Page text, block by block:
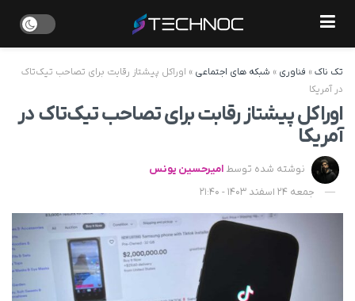
تک ناک» فناوری » شبکه های اجتماعی » اوراکل پیشتاز رقابت برای تصاحب تیک‌تاک
در آمریکا
اوراکل پیشتاز رقابت برای تصاحب تیک‌تاک در
آمریکا
نوشته شده توسط امیرحسین یونس
جمعه 24 اسفند 1403 - 21:40